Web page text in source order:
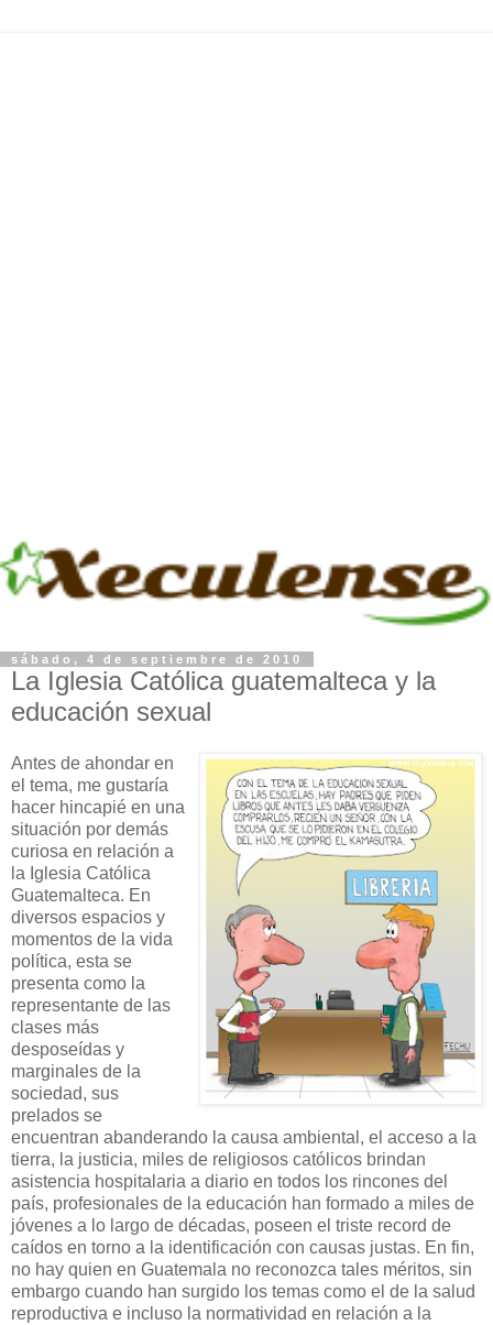
sábado, 4 de septiembre de 2010
La Iglesia Católica guatemalteca y la
educación sexual
Antes de ahondar en
el tema, me gustaría
hacer hincapié en una
situación por demás
curiosa en relación a
la Iglesia Católica
Guatemalteca. En
diversos espacios y
momentos de la vida
política, esta se
presenta como la
representante de las
clases más
desposeídas y
marginales de la
sociedad, sus
prelados se
encuentran abanderando la causa ambiental, el acceso a la
tierra, la justicia, miles de religiosos católicos brindan
asistencia hospitalaria a diario en todos los rincones del
país, profesionales de la educación han formado a miles de
jóvenes a lo largo de décadas, poseen el triste record de
caídos en torno a la identificación con causas justas. En fin,
no hay quien en Guatemala no reconozca tales méritos, sin
embargo cuando han surgido los temas como el de la salud
reproductiva e incluso la normatividad en relación a la